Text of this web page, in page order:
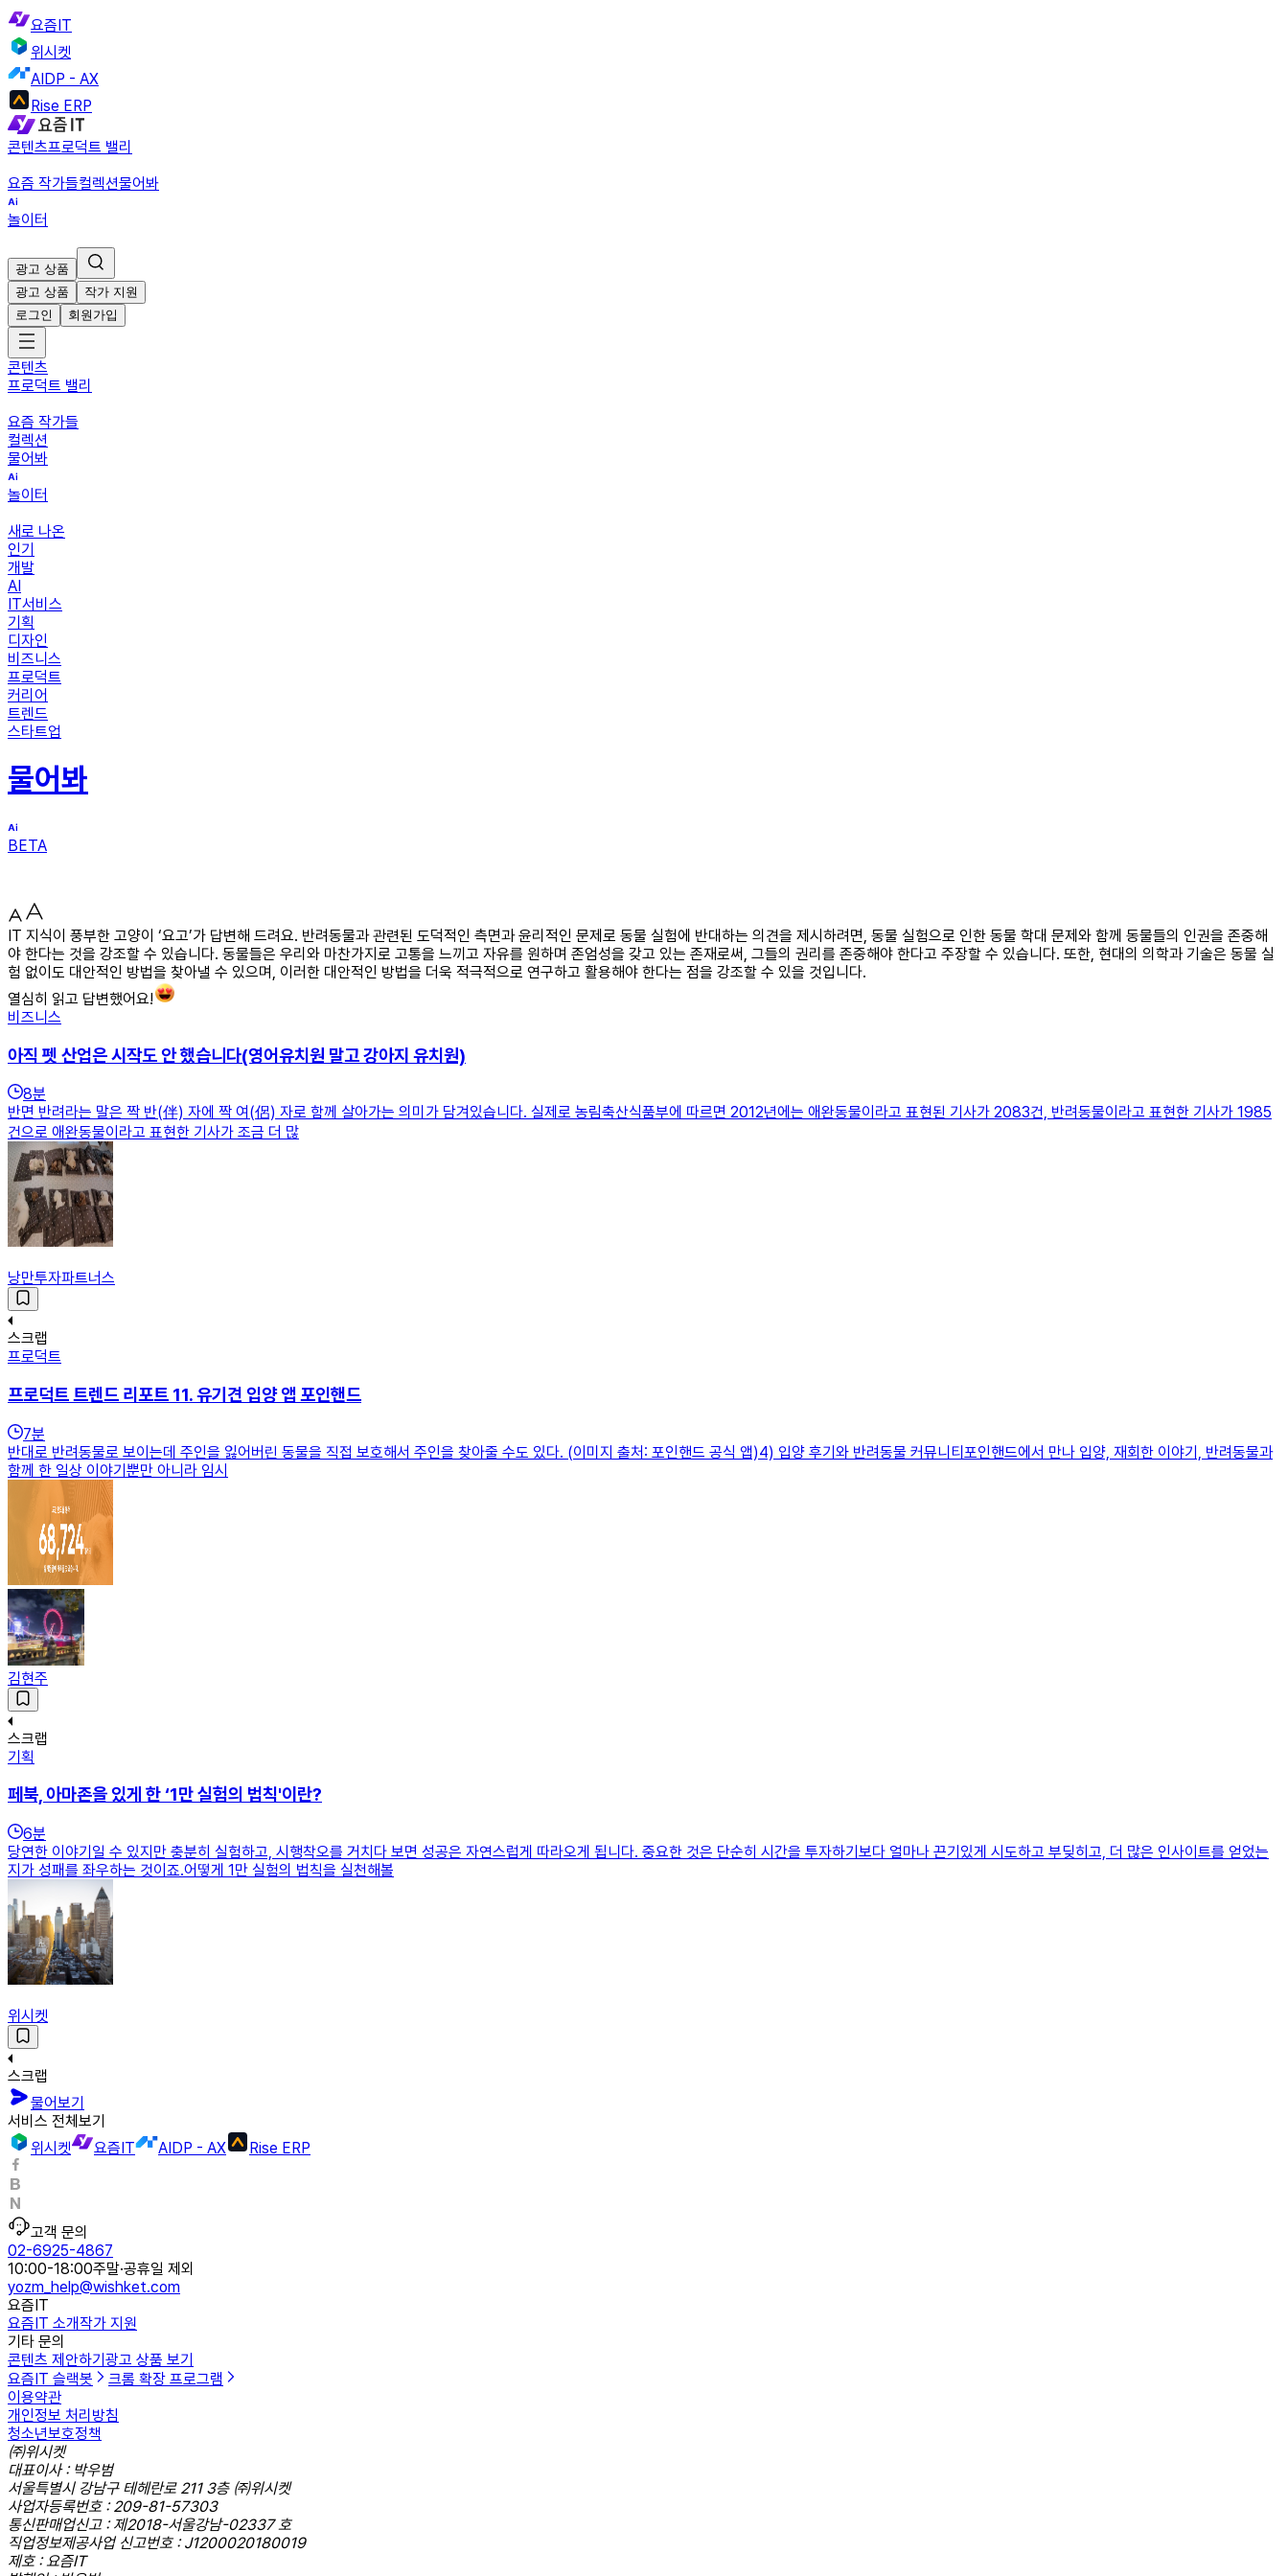
요즘IT
위시켓
AIDP - AX
Rise ERP
콘텐츠프로덕트 밸리
요즘 작가들컬렉션물어봐
놀이터
광고 상품
광고 상품
작가 지원
로그인
회원가입
콘텐츠
프로덕트 밸리
요즘 작가들
컬렉션
물어봐
놀이터
새로 나온
인기
개발
AI
IT서비스
기획
디자인
비즈니스
프로덕트
커리어
트렌드
스타트업
물어봐
BETA
IT 지식이 풍부한 고양이 ‘요고’가 답변해 드려요. 반려동물과 관련된 도덕적인 측면과 윤리적인 문제로 동물 실험에 반대하는 의견을 제시하려면, 동물 실험으로 인한 동물 학대 문제와 함께 동물들의 인권을 존중해
야 한다는 것을 강조할 수 있습니다. 동물들은 우리와 마찬가지로 고통을 느끼고 자유를 원하며 존엄성을 갖고 있는 존재로써, 그들의 권리를 존중해야 한다고 주장할 수 있습니다. 또한, 현대의 의학과 기술은 동물 실
험 없이도 대안적인 방법을 찾아낼 수 있으며, 이러한 대안적인 방법을 더욱 적극적으로 연구하고 활용해야 한다는 점을 강조할 수 있을 것입니다.
열심히 읽고 답변했어요!
비즈니스
아직 펫 산업은 시작도 안 했습니다(영어유치원 말고 강아지 유치원)
8분
반면 반려라는 말은 짝 반(伴) 자에 짝 여(侶) 자로 함께 살아가는 의미가 담겨있습니다. 실제로 농림축산식품부에 따르면 2012년에는 애완동물이라고 표현된 기사가 2083건, 반려동물이라고 표현한 기사가 1985
건으로 애완동물이라고 표현한 기사가 조금 더 많
낭만투자파트너스
스크랩
프로덕트
프로덕트 트렌드 리포트 11. 유기견 입양 앱 포인핸드
7분
반대로 반려동물로 보이는데 주인을 잃어버린 동물을 직접 보호해서 주인을 찾아줄 수도 있다. (이미지 출처: 포인핸드 공식 앱)4) 입양 후기와 반려동물 커뮤니티포인핸드에서 만나 입양, 재회한 이야기, 반려동물과
함께 한 일상 이야기뿐만 아니라 임시
김현주
스크랩
기획
페북, 아마존을 있게 한 ‘1만 실험의 법칙'이란?
6분
당연한 이야기일 수 있지만 충분히 실험하고, 시행착오를 거치다 보면 성공은 자연스럽게 따라오게 됩니다. 중요한 것은 단순히 시간을 투자하기보다 얼마나 끈기있게 시도하고 부딪히고, 더 많은 인사이트를 얻었는
지가 성패를 좌우하는 것이죠.어떻게 1만 실험의 법칙을 실천해볼
위시켓
스크랩
물어보기
서비스 전체보기
위시켓
요즘IT AIDP - AX Rise ERP
고객 문의
02-6925-4867
10:00-18:00주말·공휴일 제외
yozm_help@wishket.com
요즘IT
요즘IT 소개작가 지원
기타 문의
콘텐츠 제안하기 광고 상품 보기
요즘IT 슬랙봇
크롬 확장 프로그램
이용약관
개인정보 처리방침
청소년보호정책
㈜위시켓
대표이사 : 박우범
서울특별시 강남구 테헤란로 211 3층 ㈜위시켓
사업자등록번호 : 209-81-57303
통신판매업신고 : 제2018-서울강남-02337 호
직업정보제공사업 신고번호 : J1200020180019
제호 : 요즘IT